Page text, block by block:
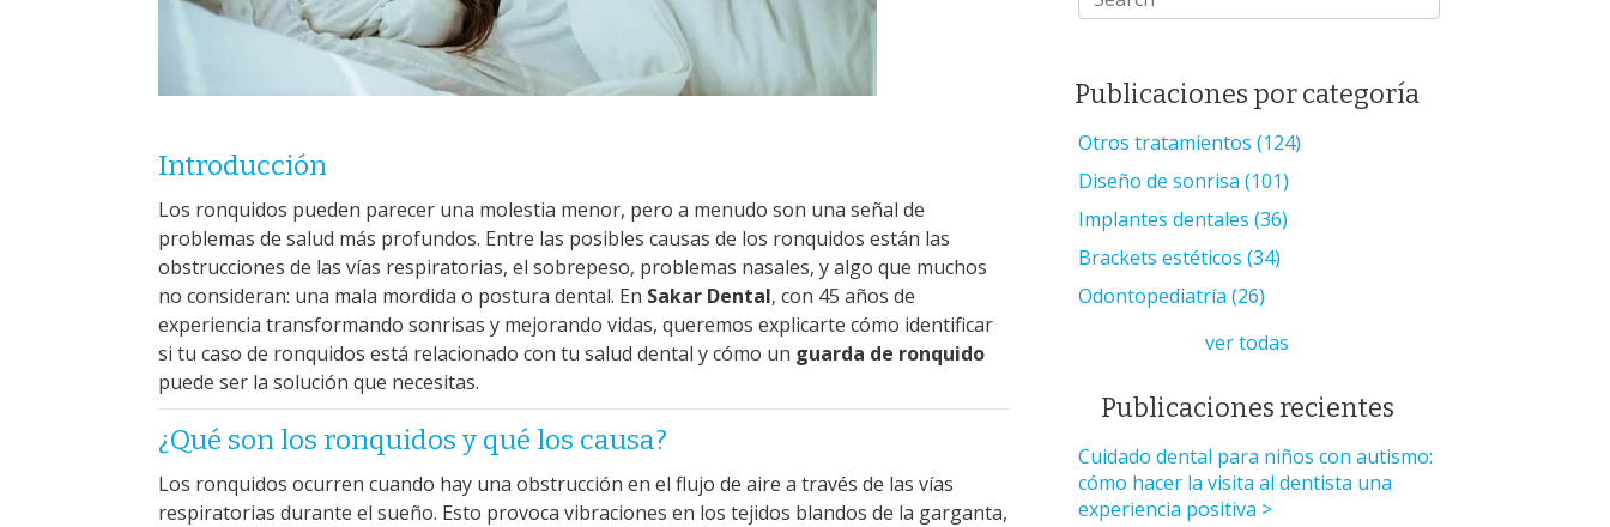
Introducción
Los ronquidos pueden parecer una molestia menor, pero a menudo son una señal de
problemas de salud más profundos. Entre las posibles causas de los ronquidos están las
obstrucciones de las vías respiratorias, el sobrepeso, problemas nasales, y algo que muchos
no consideran: una mala mordida o postura dental. En Sakar Dental, con 45 años de
experiencia transformando sonrisas y mejorando vidas, queremos explicarte cómo identificar
si tu caso de ronquidos está relacionado con tu salud dental y cómo un guarda de ronquido
puede ser la solución que necesitas.
¿Qué son los ronquidos y qué los causa?
Los ronquidos ocurren cuando hay una obstrucción en el flujo de aire a través de las vías
respiratorias durante el sueño. Esto provoca vibraciones en los tejidos blandos de la garganta,
Publicaciones por categoría
Otros tratamientos(124)
Diseño de sonrisa(101)
Implantes dentales(36)
Brackets estéticos(34)
Odontopediatría(26)
ver todas
Publicaciones recientes
Cuidado dental para niños con autismo:
cómo hacer la visita al dentista una
experiencia positiva